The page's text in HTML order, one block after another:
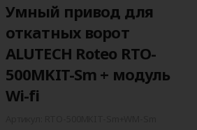
Умный привод для
откатных ворот
ALUTECH Roteo RTO-
500MKIT-Sm + модуль
Wi-fi